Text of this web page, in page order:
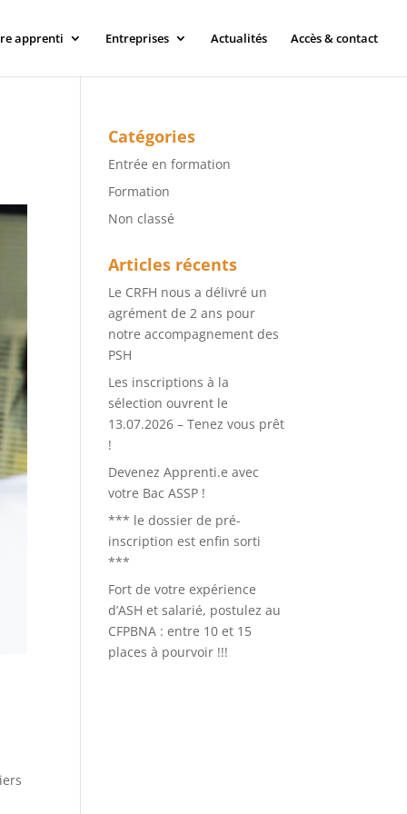
apprenti Entreprises Actualités Accès & contact
Catégories
Entrée en formation
Formation
Non classé
Articles récents
Le CRFH nous a délivré un
agrément de 2 ans pour
notre accompagnement des
PSH
Les inscriptions à la
sélection ouvrent le
13.07.2026 – Tenez vous prêt
!
Devenez Apprenti.e avec
votre Bac ASSP !
*** le dossier de pré-
inscription est enfin sorti
***
Fort de votre expérience
d’ASH et salarié, postulez au
CFPBNA : entre 10 et 15
places à pourvoir !!!